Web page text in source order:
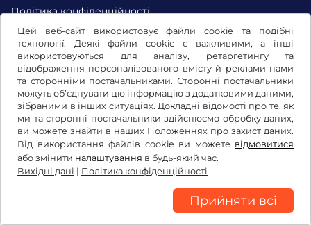
Цей веб-сайт використовує файли cookie та подібні
технології. Деякі файли cookie є важливими, а інші
використовуються для аналізу, ретаргетингу та
відображення персоналізованого вмісту й реклами нами
та сторонніми постачальниками. Сторонні постачальники
можуть об’єднувати цю інформацію з додатковими даними,
зібраними в інших ситуаціях. Докладні відомості про те, як
ми та сторонні постачальники здійснюємо обробку даних,
ви можете знайти в наших Положеннях про захист даних.
Від використання файлів cookie ви можете відмовитися
або змінити налаштування в будь-який час.
Вихідні дані | Політика конфіденційності
Прийняти всі
Політика конфіденційності
Налаштування файлів cookie
Вихідні дані